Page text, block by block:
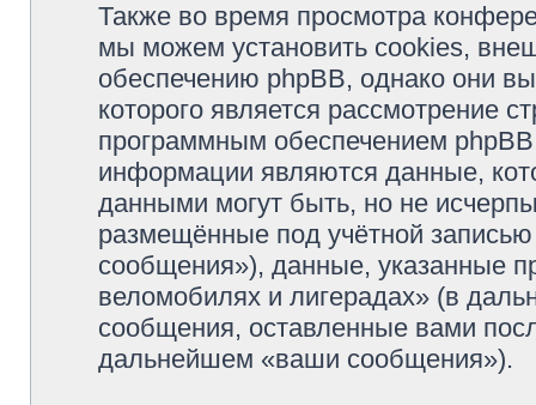
Также во время просмотра
мы можем установить cookies,
обеспечению phpBB, однако они
которого является рассмотрение
программным обеспечением
информации являются данные,
данными могут быть, но не
размещённые под учётной
сообщения»), данные, указанные
веломобилях и лигерадах» (в
сообщения, оставленные вами
дальнейшем «ваши сообщения»).